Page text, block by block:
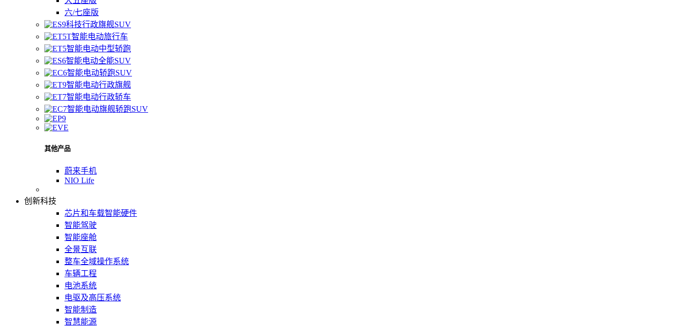
六/七座版
科技行政旗舰SUV
智能电动旅行车
智能电动中型轿跑
智能电动全能SUV
智能电动轿跑SUV
智能电动行政旗舰
智能电动行政轿车
智能电动旗舰轿跑SUV
其他产品
蔚来手机
NIO Life
创新科技
芯片和车载智能硬件
智能驾驶
智能座舱
全景互联
整车全域操作系统
车辆工程
电池系统
电驱及高压系统
智能制造
智慧能源